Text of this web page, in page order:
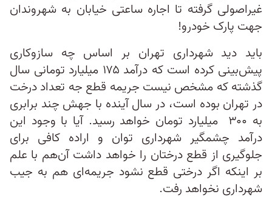
غیراصولی گرفته تا اجاره ساعتی خیابان به شهروندان
جهت پارک خودرو!
باید دید شهرداری تهران بر اساس چه سازوکاری
پیش‌بینی کرده است که درآمد ۱۷۵ میلیارد تومانی سال
گذشته که مشخص نیست جریمه قطع جه تعداد درخت
در تهران بوده است، در سال آینده با جهش چند برابری
به ۳۰۰ میلیارد تومان خواهد رسید. آیا با وجود این
درآمد چشمگیر شهرداری توان و اراده کافی برای
جلوگیری از قطع درختان را خواهد داشت آن‌هم با علم
بر اینکه اگر درختی قطع نشود جریمه‌ای هم به جیب
شهرداری نخواهد رفت.